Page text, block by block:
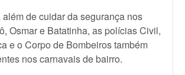
além de cuidar da segurança nos
Osmar e Batatinha, as polícias Civil,
e o Corpo de Bombeiros também
nos carnavais de bairro.